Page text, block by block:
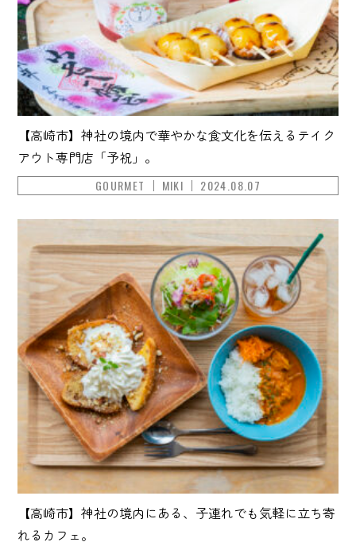
【高崎市】神社の境内で華やかな食文化を伝えるテイク
アウト専門店「予祝」。
GOURMET MIKI 2024.08.07
【高崎市】神社の境内にある、子連れでも気軽に立ち寄
れるカフェ。